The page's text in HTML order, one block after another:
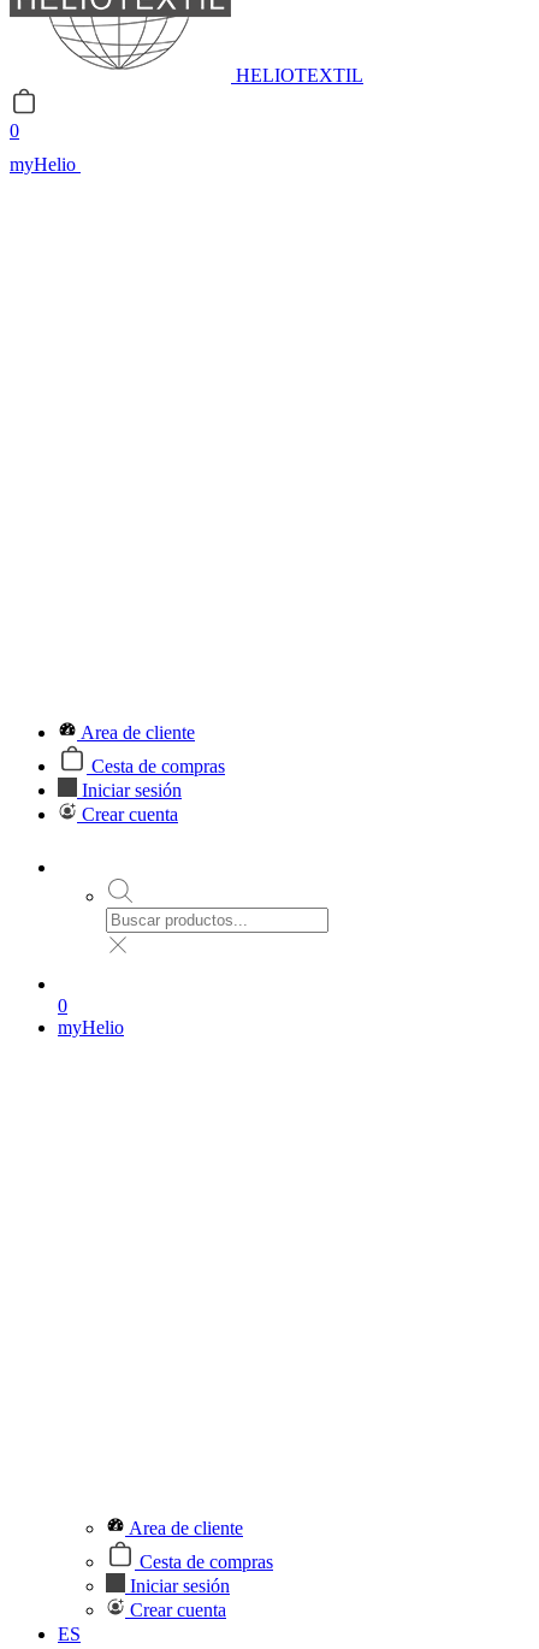
HELIOTEXTIL
0
myHelio
Area de cliente
Cesta de compras
Iniciar sesión
Crear cuenta
0
myHelio
Area de cliente
Cesta de compras
Iniciar sesión
Crear cuenta
ES